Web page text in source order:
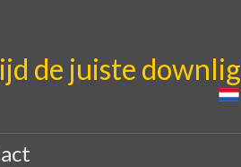
de juiste